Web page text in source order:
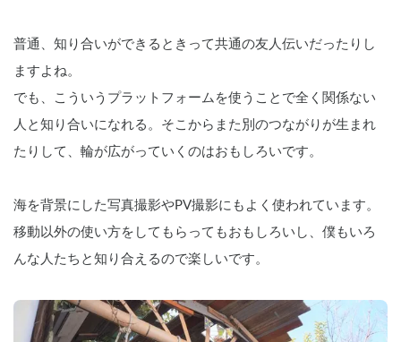
普通、知り合いができるときって共通の友人伝いだったりし
ますよね。
でも、こういうプラットフォームを使うことで全く関係ない
人と知り合いになれる。そこからまた別のつながりが生まれ
たりして、輪が広がっていくのはおもしろいです。
海を背景にした写真撮影やPV撮影にもよく使われています。
移動以外の使い方をしてもらってもおもしろいし、僕もいろ
んな人たちと知り合えるので楽しいです。